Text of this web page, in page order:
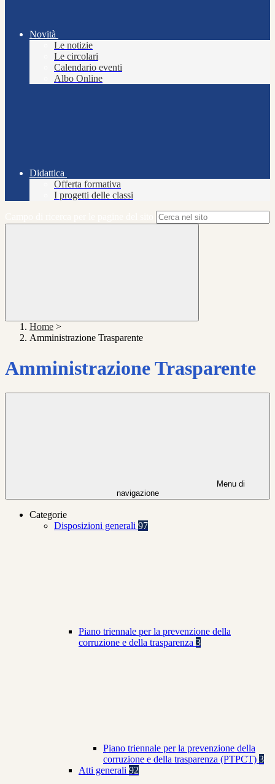
Novità
Le notizie
Le circolari
Calendario eventi
Albo Online
Didattica
Offerta formativa
I progetti delle classi
Home >
Amministrazione Trasparente
Amministrazione Trasparente
Menu di
navigazione
Categorie
Disposizioni generali 97
Piano triennale per la prevenzione della
corruzione e della trasparenza 3
Piano triennale per la prevenzione della
corruzione e della trasparenza (PTPCT) 3
Atti generali 92